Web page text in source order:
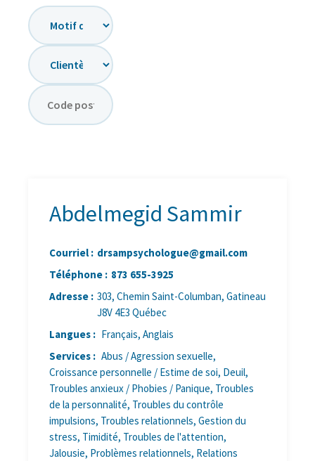
Recherche
par
motif
de
consultation
Recherche
par
clientèle
Recherche
par
proximité
Abdelmegid Sammir
Courriel : drsampsychologue@gmail.com
Téléphone : 873 655-3925
Adresse : 303, Chemin Saint-Columban, Gatineau
J8V 4E3 Québec
Langues : Français, Anglais
Services : Abus / Agression sexuelle,
Croissance personnelle / Estime de soi, Deuil,
Troubles anxieux / Phobies / Panique, Troubles
de la personnalité, Troubles du contrôle
impulsions, Troubles relationnels, Gestion du
stress, Timidité, Troubles de l'attention,
Jalousie, Problèmes relationnels, Relations